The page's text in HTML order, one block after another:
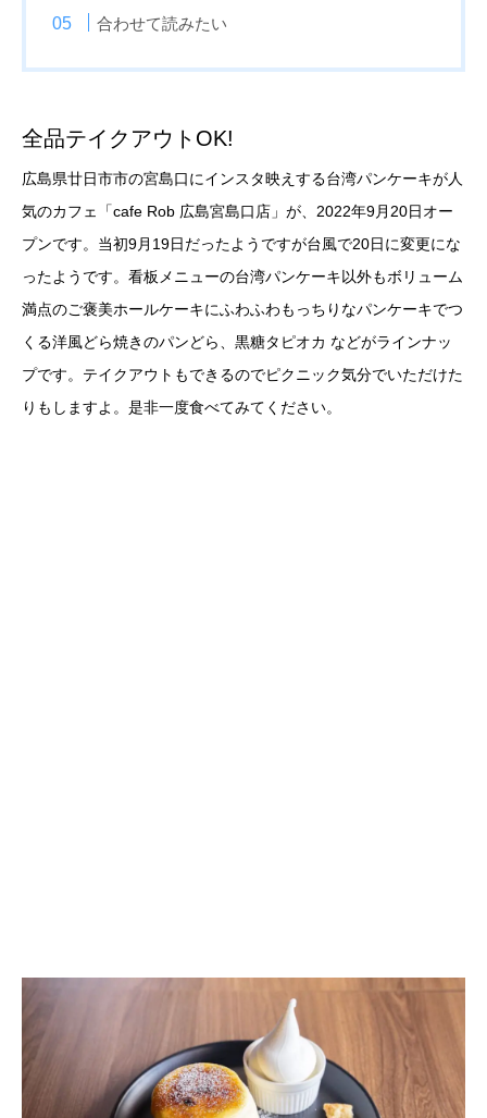
合わせて読みたい
全品テイクアウトOK!
広島県廿日市市の宮島口にインスタ映えする台湾パンケーキが人
気のカフェ「cafe Rob 広島宮島口店」が、2022年9月20日オー
プンです。当初9月19日だったようですが台風で20日に変更にな
ったようです。看板メニューの台湾パンケーキ以外もボリューム
満点のご褒美ホールケーキにふわふわもっちりなパンケーキでつ
くる洋風どら焼きのパンどら、黒糖タピオカ などがラインナッ
プです。テイクアウトもできるのでピクニック気分でいただけた
りもしますよ。是非一度食べてみてください。